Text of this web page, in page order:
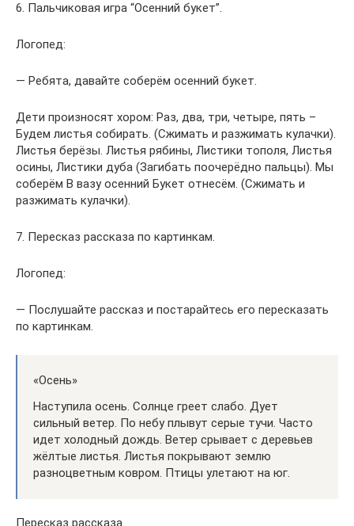
6. Пальчиковая игра “Осенний букет”.
Логопед:
— Ребята, давайте соберём осенний букет.
Дети произносят хором: Раз, два, три, четыре, пять –
Будем листья собирать. (Сжимать и разжимать кулачки).
Листья берёзы. Листья рябины, Листики тополя, Листья
осины, Листики дуба (Загибать поочерёдно пальцы). Мы
соберём В вазу осенний Букет отнесём. (Сжимать и
разжимать кулачки).
7. Пересказ рассказа по картинкам.
Логопед:
— Послушайте рассказ и постарайтесь его пересказать
по картинкам.
«Осень»
Наступила осень. Солнце греет слабо. Дует
сильный ветер. По небу плывут серые тучи. Часто
идет холодный дождь. Ветер срывает с деревьев
жёлтые листья. Листья покрывают землю
разноцветным ковром. Птицы улетают на юг.
Пересказ рассказа.